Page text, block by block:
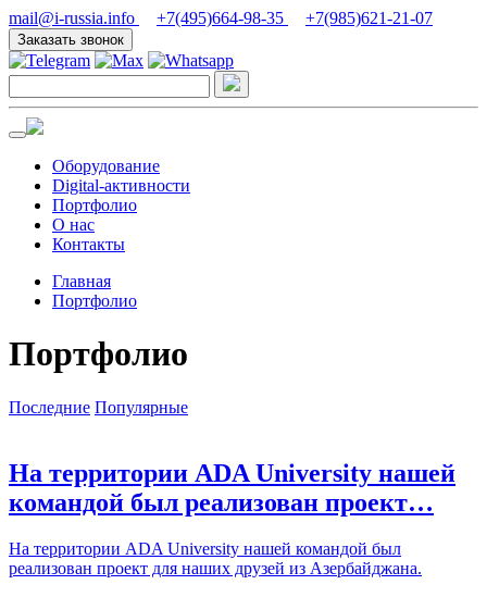
mail@i-russia.info +7(495)664-98-35 +7(985)621-21-07
Заказать звонок
Оборудование
Digital-активности
Портфолио
О нас
Контакты
Главная
Портфолио
Портфолио
Последние Популярные
На территории ADA University нашей
командой был реализован проект…
На территории ADA University нашей командой был
реализован проект для наших друзей из Азербайджана.